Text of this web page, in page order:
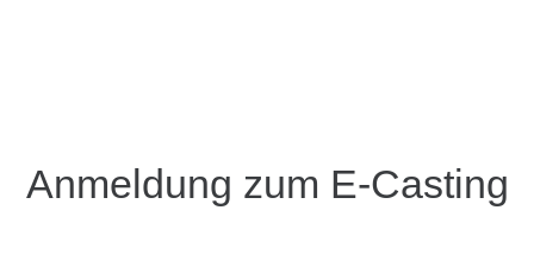
Anmeldung zum E-Casting